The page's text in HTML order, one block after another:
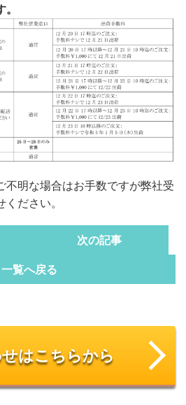
不明な場合はお手数ですが弊社受
ださい。
次の記事
一覧へ戻る
はこちらから